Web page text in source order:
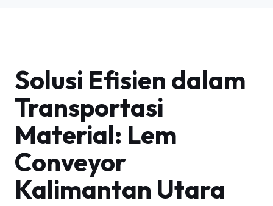
Solusi Efisien dalam
Transportasi
Material: Lem
Conveyor
Kalimantan Utara